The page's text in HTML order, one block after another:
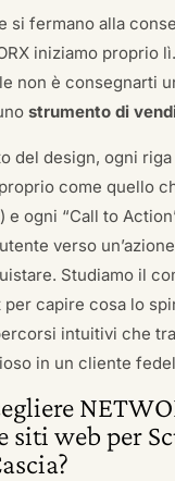
si fermano alla
iniziamo proprio
non è consegnarti
strumento di
del design, ogni
come quello
e ogni “Call to
verso
Studiamo il
capire cosa lo
intuitivi che
in un cliente
siti web per